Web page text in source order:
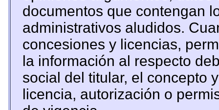
documentos que contengan
administrativos aludidos.
concesiones y licencias,
la información al respecto
social del titular, el concepto
licencia, autorización o